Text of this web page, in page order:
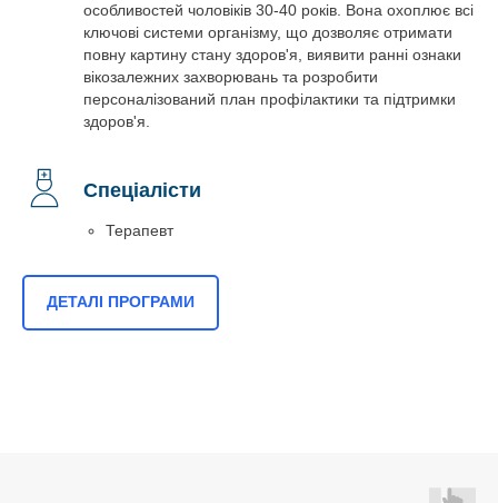
особливостей чоловіків 30-40 років. Вона охоплює всі
ключові системи організму, що дозволяє отримати
повну картину стану здоров'я, виявити ранні ознаки
вікозалежних захворювань та розробити
персоналізований план профілактики та підтримки
здоров'я.
Спеціалісти
Терапевт
ДЕТАЛІ ПРОГРАМИ